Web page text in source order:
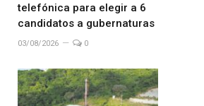
telefónica para elegir a 6
candidatos a gubernaturas
03/08/2026 0